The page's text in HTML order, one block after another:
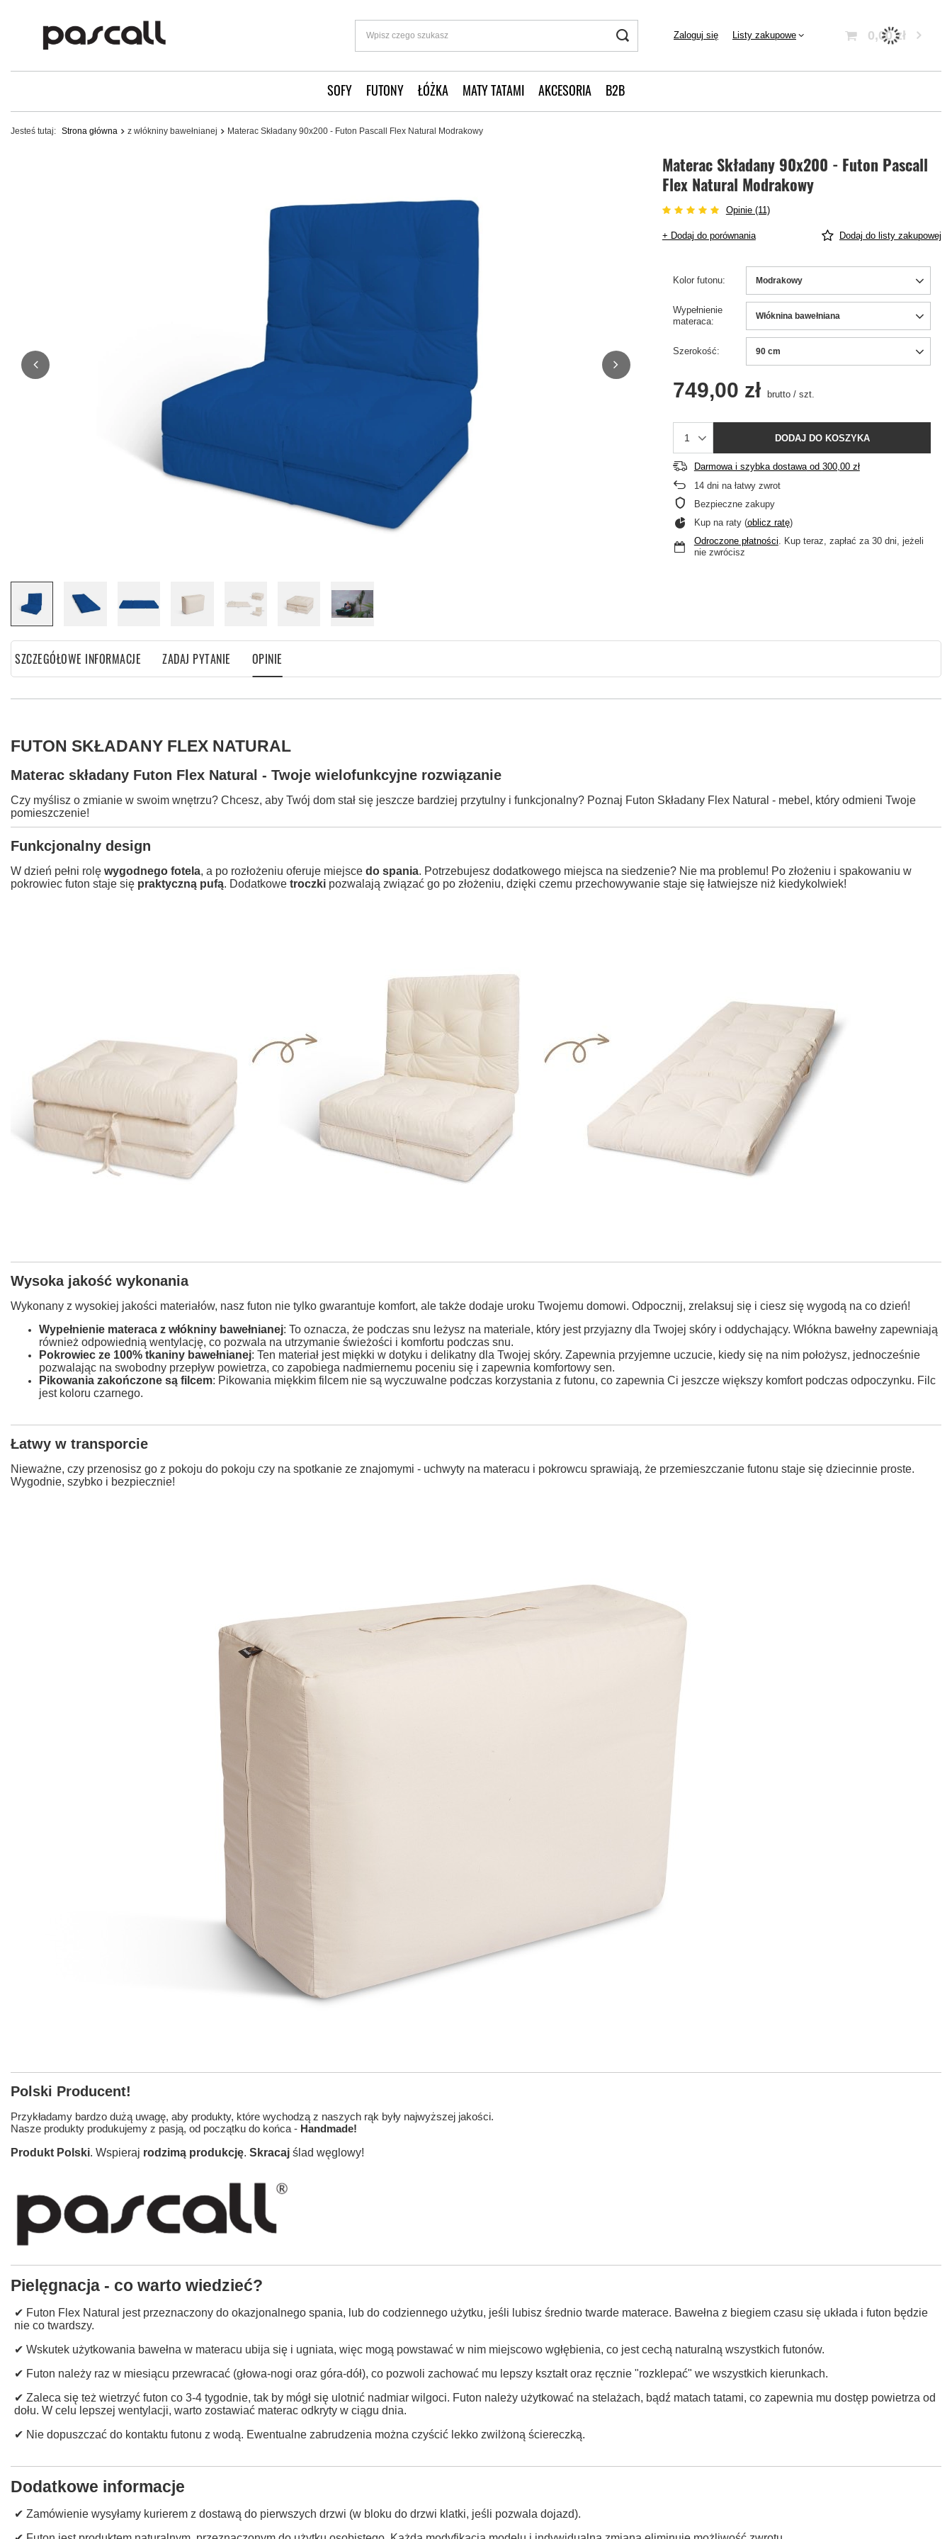
Zaloguj się Listy zakupowe 0,00 zł
SOFY FUTONY ŁÓŻKA MATY TATAMI AKCESORIA B2B
Jesteś tutaj: Strona główna z włókniny bawełnianej Materac Składany 90x200 - Futon Pascall Flex Natural Modrakowy
Materac Składany 90x200 - Futon Pascall
Flex Natural Modrakowy
Opinie (11)
+ Dodaj do porównania Dodaj do listy zakupowej
Kolor futonu Modrakowy
Wypełnienie
materaca
Włóknina bawełniana
Szerokość 90 cm
749,00 zł brutto/ szt.
DODAJ DO KOSZYKA
Darmowa i szybka dostawaod 300,00 zł
14dni na łatwy zwrot
Bezpieczne zakupy
Kup na raty (oblicz ratę)
Odroczone płatności. Kup teraz, zapłać za 30 dni, jeżeli
nie zwrócisz
SZCZEGÓŁOWE INFORMACJE ZADAJ PYTANIE OPINIE
FUTON SKŁADANY FLEX NATURAL
Materac składany Futon Flex Natural - Twoje wielofunkcyjne rozwiązanie
Czy myślisz o zmianie w swoim wnętrzu? Chcesz, aby Twój dom stał się jeszcze bardziej przytulny i funkcjonalny? Poznaj Futon Składany Flex Natural - mebel, który odmieni Twoje
pomieszczenie!
Funkcjonalny design
W dzień pełni rolę wygodnego fotela, a po rozłożeniu oferuje miejsce do spania. Potrzebujesz dodatkowego miejsca na siedzenie? Nie ma problemu! Po złożeniu i spakowaniu w
pokrowiec futon staje się praktyczną pufą. Dodatkowe troczki pozwalają związać go po złożeniu, dzięki czemu przechowywanie staje się łatwiejsze niż kiedykolwiek!
Wysoka jakość wykonania
Wykonany z wysokiej jakości materiałów, nasz futon nie tylko gwarantuje komfort, ale także dodaje uroku Twojemu domowi. Odpocznij, zrelaksuj się i ciesz się wygodą na co dzień!
Wypełnienie materaca z włókniny bawełnianej: To oznacza, że podczas snu leżysz na materiale, który jest przyjazny dla Twojej skóry i oddychający. Włókna bawełny zapewniają
również odpowiednią wentylację, co pozwala na utrzymanie świeżości i komfortu podczas snu.
Pokrowiec ze 100% tkaniny bawełnianej: Ten materiał jest miękki w dotyku i delikatny dla Twojej skóry. Zapewnia przyjemne uczucie, kiedy się na nim położysz, jednocześnie
pozwalając na swobodny przepływ powietrza, co zapobiega nadmiernemu poceniu się i zapewnia komfortowy sen.
Pikowania zakończone są filcem: Pikowania miękkim filcem nie są wyczuwalne podczas korzystania z futonu, co zapewnia Ci jeszcze większy komfort podczas odpoczynku. Filc
jest koloru czarnego.
Łatwy w transporcie
Nieważne, czy przenosisz go z pokoju do pokoju czy na spotkanie ze znajomymi - uchwyty na materacu i pokrowcu sprawiają, że przemieszczanie futonu staje się dziecinnie proste.
Wygodnie, szybko i bezpiecznie!
Polski Producent!
Przykładamy bardzo dużą uwagę, aby produkty, które wychodzą z naszych rąk były najwyższej jakości.
Nasze produkty produkujemy z pasją, od początku do końca - Handmade!
Produkt Polski. Wspieraj rodzimą produkcję. Skracaj ślad węglowy!
Pielęgnacja - co warto wiedzieć?
✔ Futon Flex Natural jest przeznaczony do okazjonalnego spania, lub do codziennego użytku, jeśli lubisz średnio twarde materace. Bawełna z biegiem czasu się układa i futon będzie
nie co twardszy.
✔ Wskutek użytkowania bawełna w materacu ubija się i ugniata, więc mogą powstawać w nim miejscowo wgłębienia, co jest cechą naturalną wszystkich futonów.
✔ Futon należy raz w miesiącu przewracać (głowa-nogi oraz góra-dół), co pozwoli zachować mu lepszy kształt oraz ręcznie "rozklepać" we wszystkich kierunkach.
✔ Zaleca się też wietrzyć futon co 3-4 tygodnie, tak by mógł się ulotnić nadmiar wilgoci. Futon należy użytkować na stelażach, bądź matach tatami, co zapewnia mu dostęp powietrza od
dołu. W celu lepszej wentylacji, warto zostawiać materac odkryty w ciągu dnia.
✔ Nie dopuszczać do kontaktu futonu z wodą. Ewentualne zabrudzenia można czyścić lekko zwilżoną ściereczką.
Dodatkowe informacje
✔ Zamówienie wysyłamy kurierem z dostawą do pierwszych drzwi (w bloku do drzwi klatki, jeśli pozwala dojazd).